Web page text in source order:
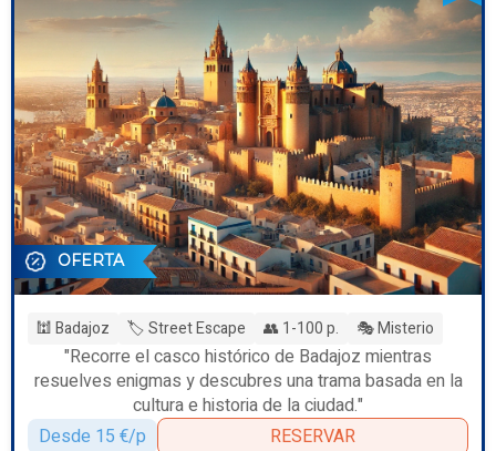
OFERTA
🕍 Badajoz 🏷️ Street Escape 👥 1-100 p. 🎭 Misterio
"Recorre el casco histórico de Badajoz mientras
resuelves enigmas y descubres una trama basada en la
cultura e historia de la ciudad."
Desde 15 €/p
RESERVAR